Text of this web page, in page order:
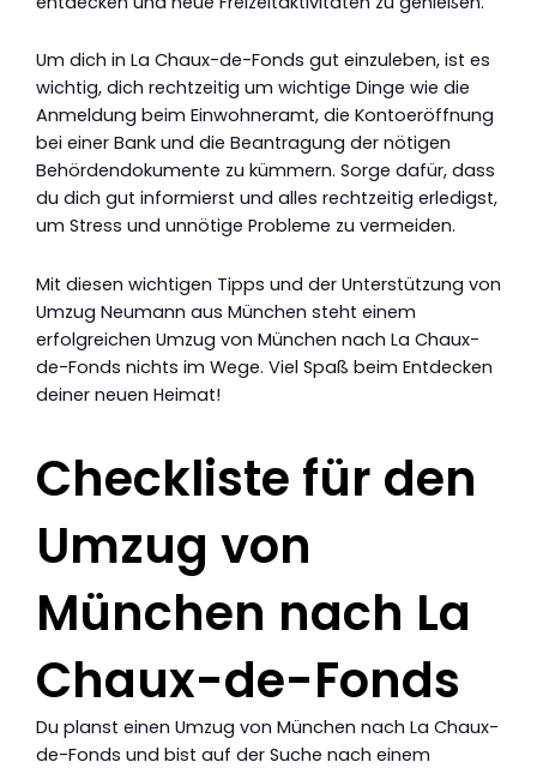
Um dich in La Chaux-de-Fonds gut einzuleben, ist es
wichtig, dich rechtzeitig um wichtige Dinge wie die
Anmeldung beim Einwohneramt, die Kontoeröffnung
bei einer Bank und die Beantragung der nötigen
Behördendokumente zu kümmern. Sorge dafür, dass
du dich gut informierst und alles rechtzeitig erledigst,
um Stress und unnötige Probleme zu vermeiden.
Mit diesen wichtigen Tipps und der Unterstützung von
Umzug Neumann aus München steht einem
erfolgreichen Umzug von München nach La Chaux-
de-Fonds nichts im Wege. Viel Spaß beim Entdecken
deiner neuen Heimat!
Checkliste für den
Umzug von
München nach La
Chaux-de-Fonds
Du planst einen Umzug von München nach La Chaux-
de-Fonds und bist auf der Suche nach einem